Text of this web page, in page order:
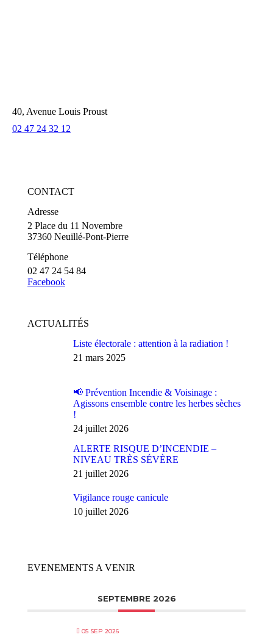
40, Avenue Louis Proust
02 47 24 32 12
CONTACT
Adresse
2 Place du 11 Novembre
37360 Neuillé-Pont-Pierre
Téléphone
02 47 24 54 84
Facebook
ACTUALITÉS
Liste électorale : attention à la radiation !
21 mars 2025
📢 Prévention Incendie & Voisinage :
Agissons ensemble contre les herbes sèches
!
24 juillet 2026
ALERTE RISQUE D’INCENDIE –
NIVEAU TRÈS SÉVÈRE
21 juillet 2026
Vigilance rouge canicule
10 juillet 2026
EVENEMENTS A VENIR
SEPTEMBRE 2026
05 SEP 2026